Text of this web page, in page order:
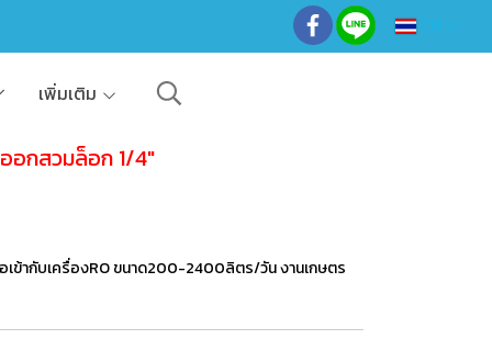
TH
เพิ่มเติม
อกสวมล็อก 1/4"
ข้ากับเครื่องRO ขนาด200-2400ลิตร/วัน งานเกษตร